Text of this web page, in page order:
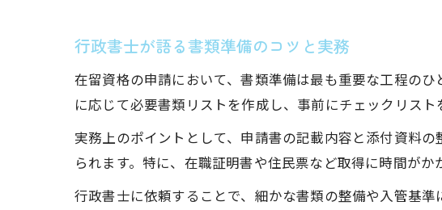
行政書士が語る書類準備のコツと実務
在留資格の申請において、書類準備は最も重要な工程の
に応じて必要書類リストを作成し、事前にチェックリスト
実務上のポイントとして、申請書の記載内容と添付資料
られます。特に、在職証明書や住民票など取得に時間がか
行政書士に依頼することで、細かな書類の整備や入管基